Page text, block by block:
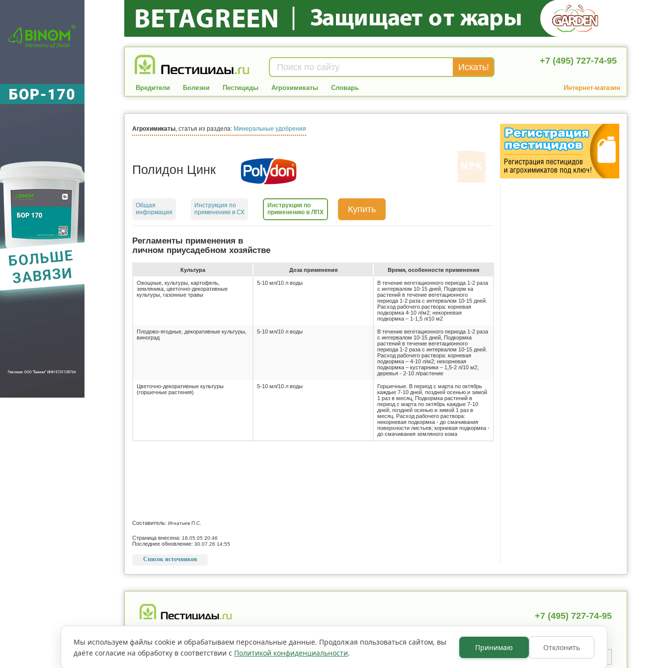
+7 (495) 727-74-95
Вредители Болезни Пестициды Агрохимикаты Словарь Интернет-магазин
Агрохимикаты, статья из раздела: Минеральные удобрения
Полидон Цинк
Общая
информация
Инструкция по
применению в СХ
Инструкция по
применению в ЛПХ
Купить
Регламенты применения в
личном приусадебном хозяйстве
Культура До­за при­ме­не­ния Вре­мя, особен­ности при­ме­не­ния
Овощные, культуры, картофель,
земляника, цветочно-декоративные
культуры, газонные травы
5-10 мл/10 л воды
В течение вегетационного периода 1-2 раза
с интервалом 10-15 дней, Подкорм ка
растений в течение вегетационного
периода 1-2 раза с интервалом 10-15 дней.
Расход рабочего раствора: корневая
подкормка 4-10 л/м2; некорневая
подкормка – 1-1,5 л/10 м2
Плодово-ягодные, декоративные культуры,
виноград
5-10 мл/10 л воды
В течение вегетационного периода 1-2 раза
с интервалом 10-15 дней, Подкормка
растений в течение вегетационного
периода 1-2 раза с интервалом 10-15 дней.
Расход рабочего раствора: корневая
подкормка – 4-10 л/м2; некорневая
подкормка – кустарники – 1,5-2 л/10 м2;
деревья - 2-10 л/растение
Цветочно-декоративные культуры
(горшечные растения)
5-10 мл/10 л воды
Горшечные. В период с марта по октябрь
каждые 7-10 дней, поздней осенью и зимой
1 раз в месяц, Подкормка растений в
период с марта по октябрь каждые 7-10
дней, поздней осенью и зимой 1 раз в
месяц. Расход рабочего раствора:
некорневая подкормка - до смачивания
поверхности листьев; корневая подкормка -
до смачивания земляного кома
Составитель: Игнатьев П.С.
Страница внесена: 18.05.05 20:46
Последнее обновление: 30.07.26 14:55
Список источников
+7 (495) 727-74-95
Если не указано иное, содержимое
страницы сайта доступно по лицензииCC BY NC 3.0.
Мы используем файлы cookie и обрабатываем персональные данные. Продолжая пользоваться сайтом, вы
даёте согласие на обработку в соответствии с Политикой конфиденциальности.
Принимаю Отклонить